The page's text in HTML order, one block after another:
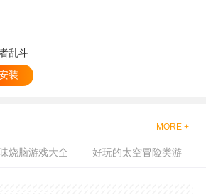
乱斗
装
MORE +
烧脑游戏大全 好玩的太空冒险类游